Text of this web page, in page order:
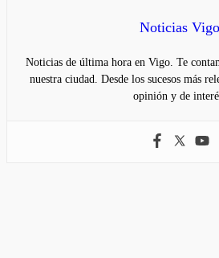
Noticias Vigo
Noticias de última hora en Vigo. Te
nuestra ciudad. Desde los sucesos más
opinión y de